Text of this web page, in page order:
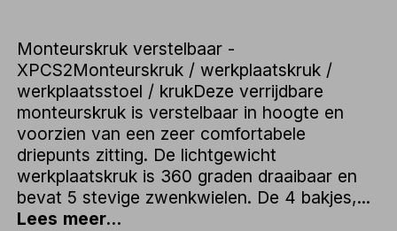
Monteurskruk verstelbaar -
XPCS2Monteurskruk / werkplaatskruk /
werkplaatsstoel / krukDeze verrijdbare
monteurskruk is verstelbaar in hoogte en
voorzien van een zeer comfortabele
driepunts zitting. De lichtgewicht
werkplaatskruk is 360 graden draaibaar en
bevat 5 stevige zwenkwielen. De 4 bakjes,...
Lees meer...